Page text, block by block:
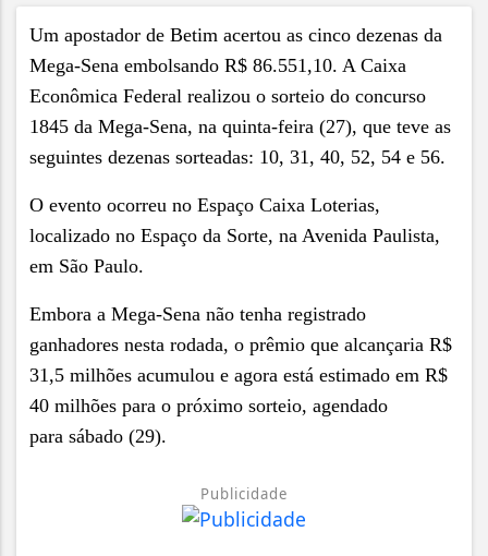
Um apostador de Betim acertou as cinco dezenas da
Mega-Sena embolsando R$ 86.551,10. A Caixa
Econômica Federal realizou o sorteio do concurso
1845 da Mega-Sena, na quinta-feira (27), que teve as
seguintes dezenas sorteadas: 10, 31, 40, 52, 54 e 56.
O evento ocorreu no Espaço Caixa Loterias,
localizado no Espaço da Sorte, na Avenida Paulista,
em São Paulo.
Embora a Mega-Sena não tenha registrado
ganhadores nesta rodada, o prêmio que alcançaria R$
31,5 milhões acumulou e agora está estimado em R$
40 milhões para o próximo sorteio, agendado
para sábado (29).
Publicidade